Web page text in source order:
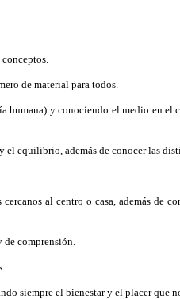
de material para todos.
y conociendo el medio en el
equilibrio, además de conocer las
al centro o casa, además
de comprensión.
siempre el bienestar y el placer que